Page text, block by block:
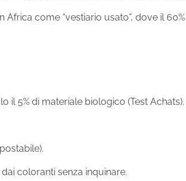
come “vestiario usato”, dove il
il 5% di materiale biologico (Test Achats).
coloranti senza inquinare.